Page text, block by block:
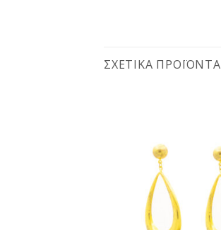
ΣΧΕΤΙΚΆ ΠΡΟΪΌΝΤΑ